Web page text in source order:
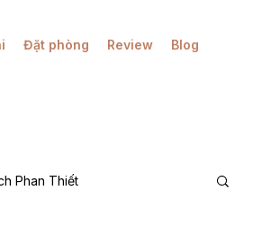
Đặt phòng Review Blog
Phan Thiết